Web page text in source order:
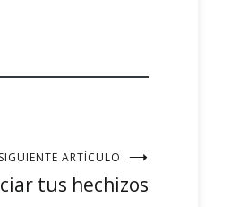
SIGUIENTE ARTÍCULO
tus hechizos